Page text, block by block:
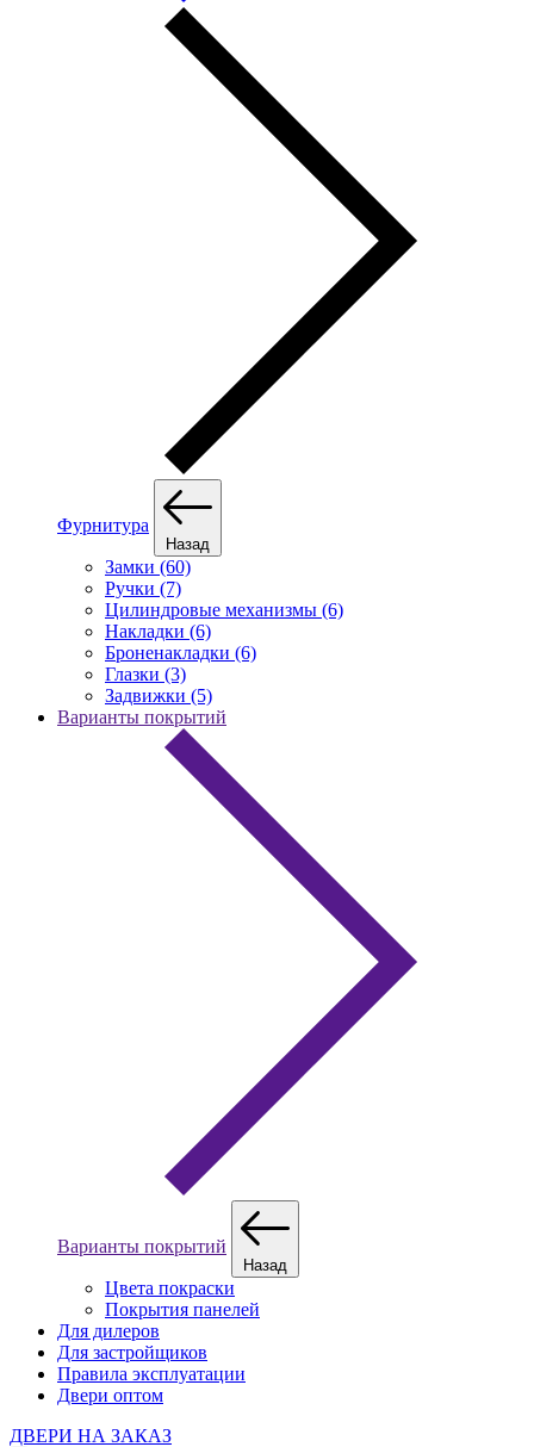
Фурнитура
Назад
Замки (60)
Ручки (7)
Цилиндровые механизмы (6)
Накладки (6)
Броненакладки (6)
Глазки (3)
Задвижки (5)
Варианты покрытий
Варианты покрытий
Назад
Цвета покраски
Покрытия панелей
Для дилеров
Для застройщиков
Правила эксплуатации
Двери оптом
ДВЕРИ НА ЗАКАЗ